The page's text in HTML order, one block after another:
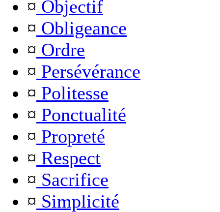
¤ Objectif
¤ Obligeance
¤ Ordre
¤ Persévérance
¤ Politesse
¤ Ponctualité
¤ Propreté
¤ Respect
¤ Sacrifice
¤ Simplicité